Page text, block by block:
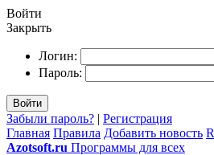
Войти
Закрыть
Логин:
Пароль:
Войти
Забыли пароль? | Регистрация
Главная Правила Добавить новость
Azotsoft.ru Программы для всех